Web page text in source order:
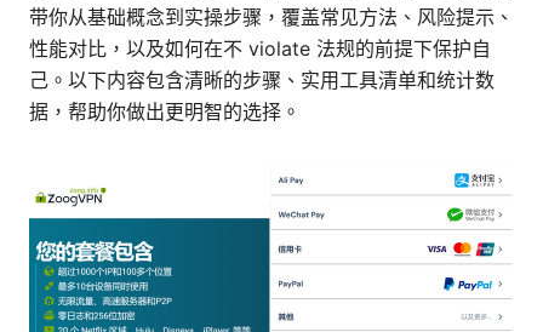
带你从基础概念到实操步骤，覆盖常见方法、风险提示、
性能对比，以及如何在不 violate 法规的前提下保护自
己。以下内容包含清晰的步骤、实用工具清单和统计数
据，帮助你做出更明智的选择。